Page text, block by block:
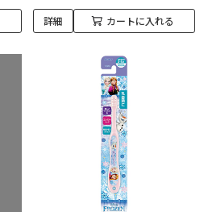
詳細 カートに入れる